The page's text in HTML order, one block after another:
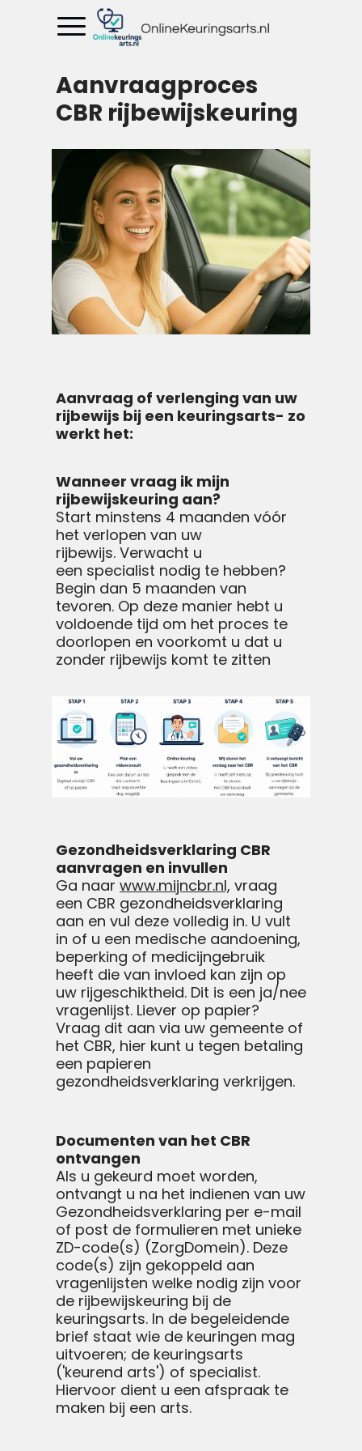
Gezondheidsverklaring CBR
aanvragen en invullen
Ga naar www.mijncbr.nl, vraag
een CBR gezondheidsverklaring
aan en vul deze volledig in. U vult
in of u een medische aandoening,
beperking of medicijngebruik
heeft die van invloed kan zijn op
uw rijgeschiktheid. Dit is een ja/nee
vragenlijst. Liever op papier?
Vraag dit aan via uw gemeente of
het CBR, hier kunt u tegen betaling
een papieren
gezondheidsverklaring verkrijgen.
Documenten van het CBR
ontvangen
Als u gekeurd moet worden,
ontvangt u na het indienen van uw
Gezondheidsverklaring per e-mail
of post de formulieren met unieke
ZD-code(s) (ZorgDomein). Deze
code(s) zijn gekoppeld aan
vragenlijsten welke nodig zijn voor
de rijbewijskeuring bij de
keuringsarts. In de begeleidende
brief staat wie de keuringen mag
uitvoeren; de keuringsarts
('keurend arts') of specialist.
Hiervoor dient u een afspraak te
maken bij een arts.
Aanvraagproces
CBR rijbewijskeuring
Aanvraag of verlenging van uw
rijbewijs bij een keuringsarts- zo
werkt het:
Wanneer vraag ik mijn
rijbewijskeuring aan?
Start minstens 4 maanden vóór
het verlopen van uw
rijbewijs. Verwacht u
een specialist nodig te hebben?
Begin dan 5 maanden van
tevoren. Op deze manier hebt u
voldoende tijd om het proces te
doorlopen en voorkomt u dat u
zonder rijbewijs komt te zitten